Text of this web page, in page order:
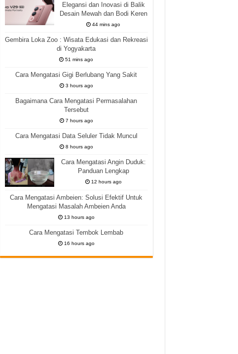
Elegansi dan Inovasi di Balik
Desain Mewah dan Bodi Keren
44 mins ago
Gembira Loka Zoo : Wisata Edukasi dan Rekreasi
di Yogyakarta
51 mins ago
Cara Mengatasi Gigi Berlubang Yang Sakit
3 hours ago
Bagaimana Cara Mengatasi Permasalahan
Tersebut
7 hours ago
Cara Mengatasi Data Seluler Tidak Muncul
8 hours ago
Cara Mengatasi Angin Duduk:
Panduan Lengkap
12 hours ago
Cara Mengatasi Ambeien: Solusi Efektif Untuk
Mengatasi Masalah Ambeien Anda
13 hours ago
Cara Mengatasi Tembok Lembab
16 hours ago